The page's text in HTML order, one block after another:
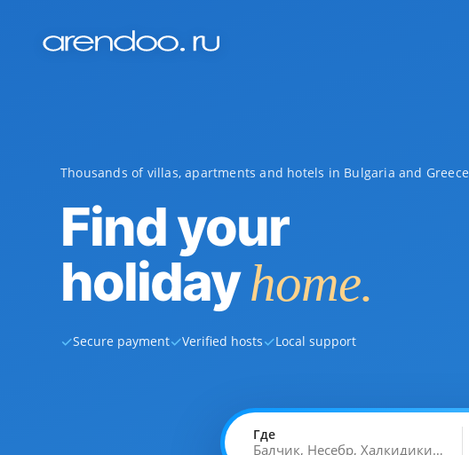
Thousands of villas, apartments and hotels in Bulgaria and Greece
Find your
holidayhome.
✓Secure payment✓Verified hosts✓Local support
Где
Балчик, Несебр, Халкидики…